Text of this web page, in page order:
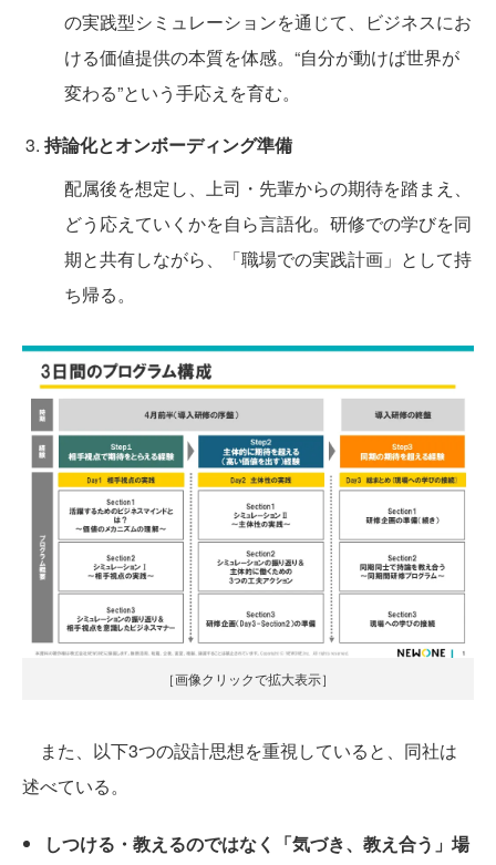
の実践型シミュレーションを通じて、ビジネスにお
ける価値提供の本質を体感。“自分が動けば世界が
変わる”という手応えを育む。
持論化とオンボーディング準備
配属後を想定し、上司・先輩からの期待を踏まえ、
どう応えていくかを自ら言語化。研修での学びを同
期と共有しながら、「職場での実践計画」として持
ち帰る。
［画像クリックで拡大表示］
また、以下3つの設計思想を重視していると、同社は
述べている。
しつける・教えるのではなく「気づき、教え合う」場